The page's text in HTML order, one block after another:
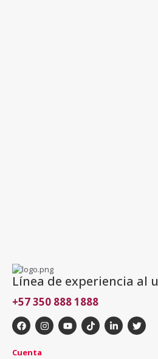
Línea de experiencia al
+57 350 888 1888
Cuenta